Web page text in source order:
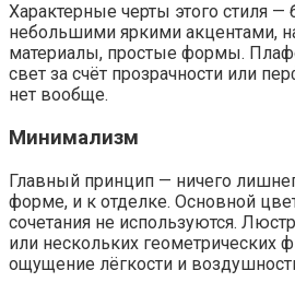
Характерные черты этого стиля —
небольшими яркими акцентами,
материалы, простые формы.
свет за счёт прозрачности или
нет вообще.
Минимализм
Главный принцип — ничего
форме, и к отделке. Основной
сочетания не используются.
или нескольких геометрических
ощущение лёгкости и